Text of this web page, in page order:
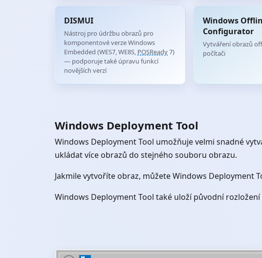
DISMUI
Nástroj pro údržbu obrazů pro
komponentové verze Windows
Embedded (WES7, WE8S, POSReady7)
— podporuje také úpravu funkcí
novějších verzí
Windows
Configurator
Vytváření obrazů
počítači
Windows Deployment Tool
Windows Deployment Tool umožňuje velmi snadné
ukládat více obrazů do stejného souboru obrazu.
Jakmile vytvoříte obraz, můžete Windows Deployment
Windows Deployment Tool také uloží původní